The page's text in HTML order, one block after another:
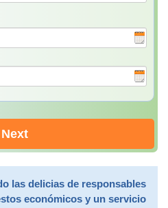
Next
las delicias de responsables
económicos y un servicio